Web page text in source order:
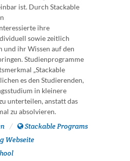
ist. Durch Stackable
ihre
sowie zeitlich
und ihr Wissen auf den
Studienprogramme
„Stackable
es den Studierenden,
in kleinere
unterteilen, anstatt das
zu absolvieren.
Stackable Programs
Webseite